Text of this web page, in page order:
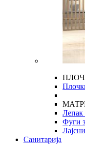
Лепак
Фуги
Санитарија